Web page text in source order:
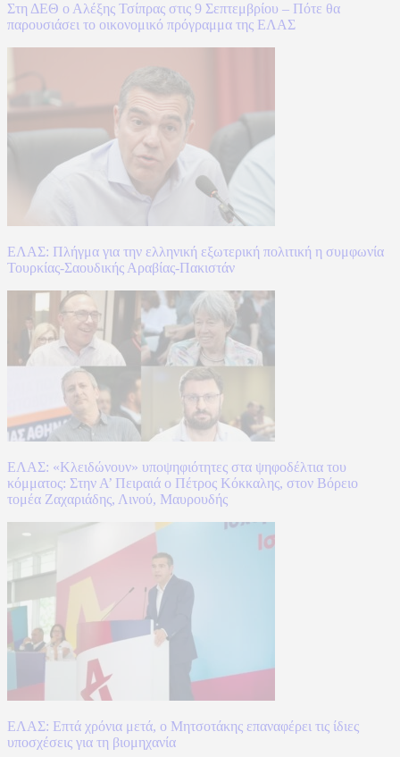
Στη ΔΕΘ ο Αλέξης Τσίπρας στις 9 Σεπτεμβρίου – Πότε θα
παρουσιάσει το οικονομικό πρόγραμμα της ΕΛΑΣ
ΕΛΑΣ: Πλήγμα για την ελληνική εξωτερική πολιτική η συμφωνία
Τουρκίας-Σαουδικής Αραβίας-Πακιστάν
ΕΛΑΣ: «Κλειδώνουν» υποψηφιότητες στα ψηφοδέλτια του
κόμματος: Στην Α’ Πειραιά ο Πέτρος Κόκκαλης, στον Βόρειο
τομέα Ζαχαριάδης, Λινού, Μαυρουδής
ΕΛΑΣ: Επτά χρόνια μετά, ο Μητσοτάκης επαναφέρει τις ίδιες
υποσχέσεις για τη βιομηχανία